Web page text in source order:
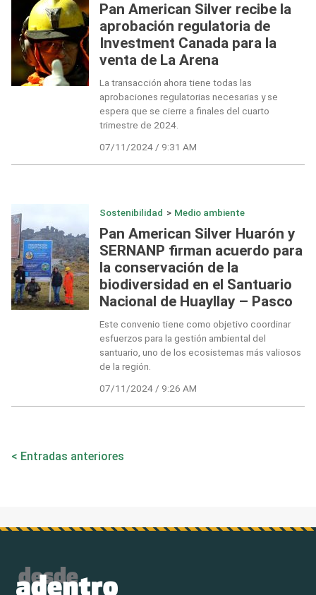
Pan American Silver recibe la
aprobación regulatoria de
Investment Canada para la
venta de La Arena
La transacción ahora tiene todas las
aprobaciones regulatorias necesarias y se
espera que se cierre a finales del cuarto
trimestre de 2024.
07/11/2024 / 9:31 AM
Sostenibilidad > Medio ambiente
Pan American Silver Huarón y
SERNANP firman acuerdo para
la conservación de la
biodiversidad en el Santuario
Nacional de Huayllay – Pasco
Este convenio tiene como objetivo coordinar
esfuerzos para la gestión ambiental del
santuario, uno de los ecosistemas más valiosos
de la región.
07/11/2024 / 9:26 AM
Navegación
Entradas anteriores